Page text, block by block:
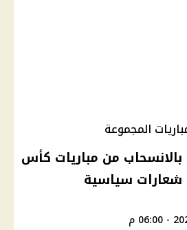
المجموعة
بالانسحاب من مباريات كأس